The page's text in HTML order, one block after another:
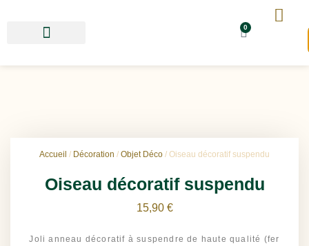
0
Accueil / Décoration / Objet Déco / Oiseau décoratif suspendu
Oiseau décoratif suspendu
15,90 €
Joli anneau décoratif à suspendre de haute qualité (fer